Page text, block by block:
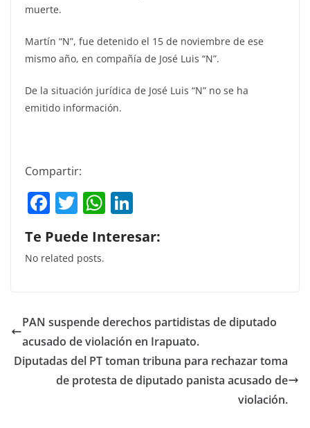
muerte.
Martín “N”, fue detenido el 15 de noviembre de ese
mismo año, en compañía de José Luis “N”.
De la situación jurídica de José Luis “N” no se ha
emitido información.
Compartir:
F
a
c
e
o
o
k
T
w
itt
er
W
h
at
p
p
k
n
Te Puede Interesar:
No related posts.
PAN suspende derechos partidistas de diputado
acusado de violación en Irapuato.
Diputadas del PT toman tribuna para rechazar toma
de protesta de diputado panista acusado de
violación.